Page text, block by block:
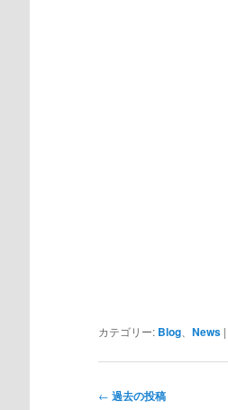
カテゴリー: Blog News |
投
← 過去の投稿